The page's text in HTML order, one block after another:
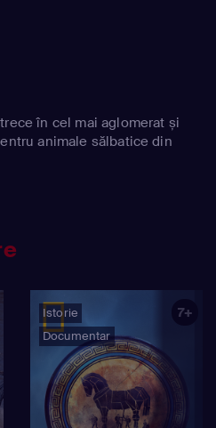
în cel mai aglomerat și
animale sălbatice din
Istorie
Documentar
7+